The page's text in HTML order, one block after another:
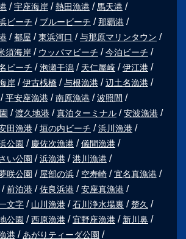
宇座海岸 熱田漁港
馬天港
ビーチ ブルービーチ
那覇港
都屋 東浜河口
与那原マリンタウン
須海岸 ウッパマビーチ
今泊ビーチ
ビーチ 泡瀬干潟 天仁屋崎
伊江港
岸 伊古桟橋 与根漁港
辺土名漁港
平安座漁港 南原漁港
波照間
渡久地港 真泊ターミナル
安波漁港
田漁港 垣の内ビーチ
浜川漁港
公園 慶佐次漁港
儀間漁港
い公園 浜漁港
港川漁港
咲公園 屋部の浜 空寿崎
宜名真漁港
前泊港 佐良浜港
安座真漁港
文字 山川漁港 石川浄水場裏
楚久
公園 西原漁港 宜野座漁港
新川鼻
港 あがりティーダ公園